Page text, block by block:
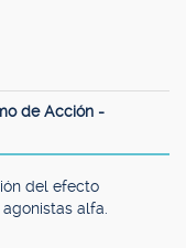
de Acción -
del efecto
alfa.